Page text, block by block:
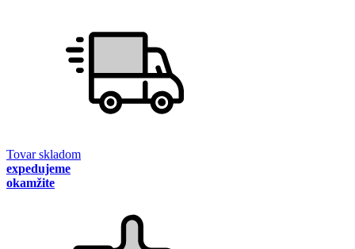
Tovar skladom
expedujeme
okamžite